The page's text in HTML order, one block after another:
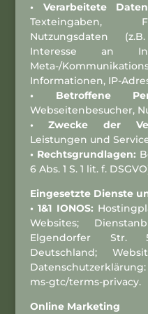
• Verarbeitete
Texteingaben,
Nutzungsdaten
Interesse an
Meta-/
Informationen, IP-
• Betroffene
Webseitenbesucher,
• Zwecke der
Leistungen und
• Rechtsgrundlagen:
6 Abs. 1 S. 1 lit. f.
Eingesetzte Dienste
• 1&1 IONOS:
Websites;
Elgendorfer Str.
Deutschland;
Datenschutzerklärung:
ms-gtc/terms-privacy.
Online Marketing